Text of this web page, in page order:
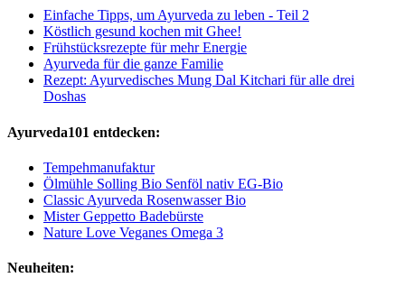
Einfache Tipps, um Ayurveda zu leben - Teil 2
Köstlich gesund kochen mit Ghee!
Frühstücksrezepte für mehr Energie
Ayurveda für die ganze Familie
Rezept: Ayurvedisches Mung Dal Kitchari für alle drei
Doshas
Ayurveda101 entdecken:
Tempehmanufaktur
Ölmühle Solling Bio Senföl nativ EG-Bio
Classic Ayurveda Rosenwasser Bio
Mister Geppetto Badebürste
Nature Love Veganes Omega 3
Neuheiten: